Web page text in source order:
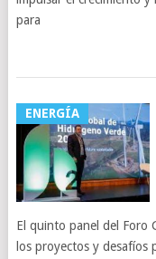
para
ENERGÍA
El quinto panel del Foro
los proyectos y desafíos